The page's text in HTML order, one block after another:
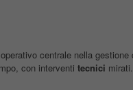
centrale nella gestione
con interventi tecnici